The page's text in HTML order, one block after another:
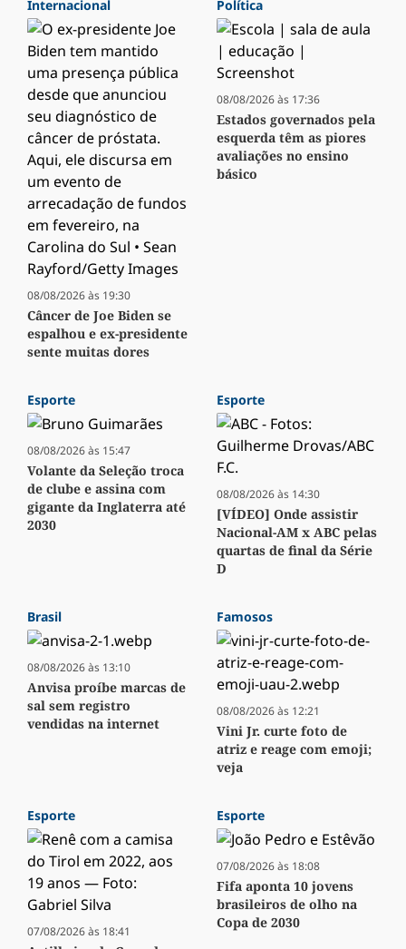
Internacional
08/08/2026 às 19:30
Câncer de Joe Biden se
espalhou e ex-presidente
sente muitas dores
Política
08/08/2026 às 17:36
Estados governados pela
esquerda têm as piores
avaliações no ensino
básico
Esporte
08/08/2026 às 15:47
Volante da Seleção troca
de clube e assina com
gigante da Inglaterra até
2030
Esporte
08/08/2026 às 14:30
[VÍDEO] Onde assistir
Nacional-AM x ABC pelas
quartas de final da Série
D
Brasil
08/08/2026 às 13:10
Anvisa proíbe marcas de
sal sem registro
vendidas na internet
Famosos
08/08/2026 às 12:21
Vini Jr. curte foto de
atriz e reage com emoji;
veja
Esporte
07/08/2026 às 18:41
Esporte
07/08/2026 às 18:08
Fifa aponta 10 jovens
brasileiros de olho na
Copa de 2030